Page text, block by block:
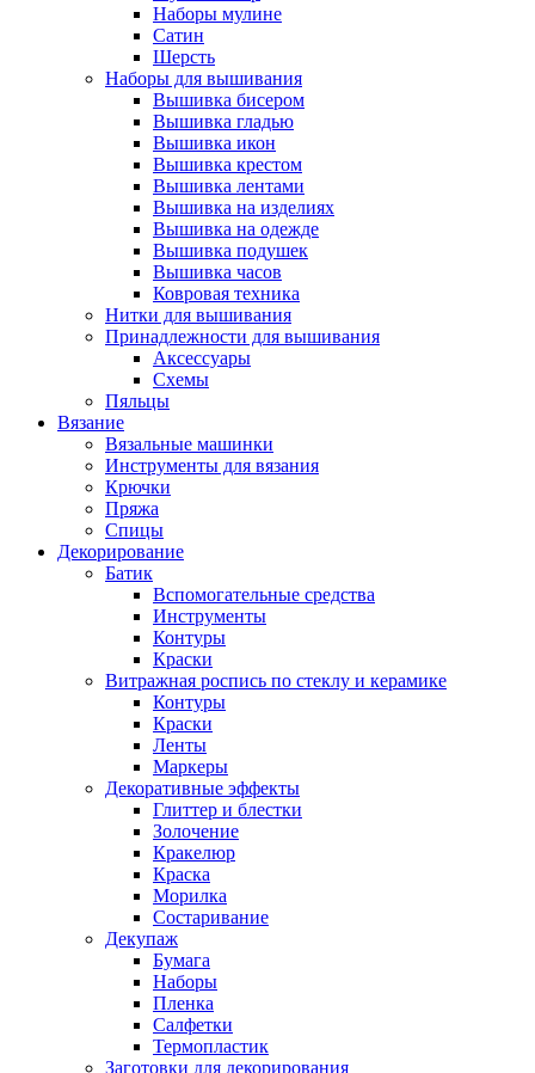
Наборы мулине
Сатин
Шерсть
Наборы для вышивания
Вышивка бисером
Вышивка гладью
Вышивка икон
Вышивка крестом
Вышивка лентами
Вышивка на изделиях
Вышивка на одежде
Вышивка подушек
Вышивка часов
Ковровая техника
Нитки для вышивания
Принадлежности для вышивания
Аксессуары
Схемы
Пяльцы
Вязание
Вязальные машинки
Инструменты для вязания
Крючки
Пряжа
Спицы
Декорирование
Батик
Вспомогательные средства
Инструменты
Контуры
Краски
Витражная роспись по стеклу и керамике
Контуры
Краски
Ленты
Маркеры
Декоративные эффекты
Глиттер и блестки
Золочение
Кракелюр
Краска
Морилка
Состаривание
Декупаж
Бумага
Наборы
Пленка
Салфетки
Термопластик
Заготовки для декорирования